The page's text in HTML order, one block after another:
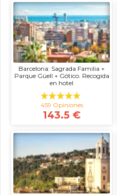
Barcelona: Sagrada Familia +
Parque Güell + Gótico. Recogida
en hotel
459 Opiniones
143.5 €